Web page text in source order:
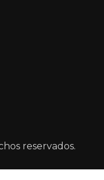
reservados.